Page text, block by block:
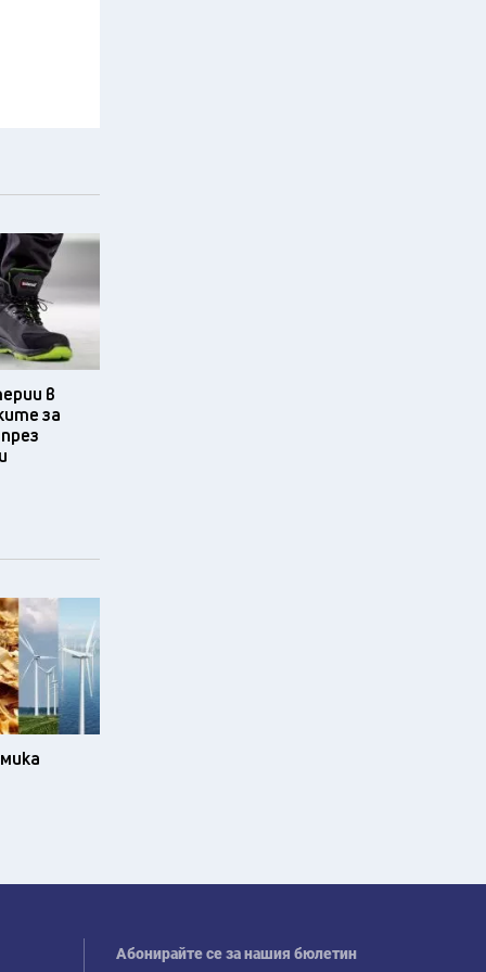
в
за
Абонирайте се за нашия бюлетин